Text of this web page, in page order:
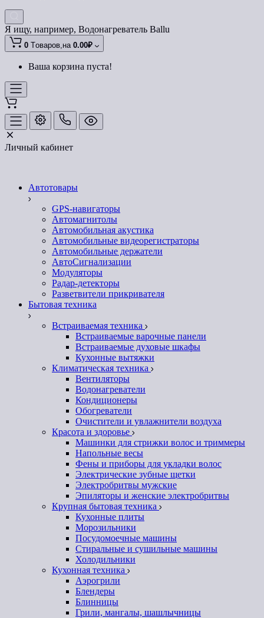
Я ищу, например, Водонагреватель Ballu
0 Tоваров,на 0.00₽
Ваша корзина пуста!
Личный кабинет
Автотовары
GPS-навигаторы
Автомагнитолы
Автомобильная акустика
Автомобильные видеорегистраторы
Автомобильные держатели
АвтоСигнализации
Модуляторы
Радар-детекторы
Разветвители прикривателя
Бытовая техника
Встраиваемая техника
Встраиваемые варочные панели
Встраиваемые духовые шкафы
Кухонные вытяжки
Климатическая техника
Вентиляторы
Водонагреватели
Кондиционеры
Обогреватели
Очистители и увлажнители воздуха
Красота и здоровье
Машинки для стрижки волос и триммеры
Напольные весы
Фены и приборы для укладки волос
Электрические зубные щетки
Электробритвы мужские
Эпиляторы и женские электробритвы
Крупная бытовая техника
Кухонные плиты
Морозильники
Посудомоечные машины
Стиральные и сушильные машины
Холодильники
Кухонная техника
Аэрогрили
Блендеры
Блинницы
Грили, мангалы, шашлычницы